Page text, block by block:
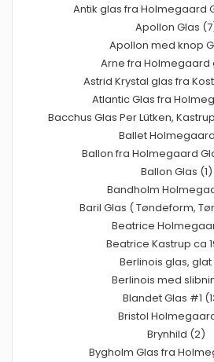
Antik glas fra Holmegaard
Apollon Glas
Apollon med knop
Arne fra Holmegaard
Astrid Krystal glas fra
Atlantic Glas fra
Bacchus Glas Per Lütken,
Ballet
Ballon fra Holmegaard
Ballon Glas (1)
Bandholm
Baril Glas ( Tøndeform,
Beatrice
Beatrice Kastrup ca
Berlinois glas, glat
Berlinois med
Blandet Glas #1
Bristol
Brynhild (2)
Bygholm Glas fra